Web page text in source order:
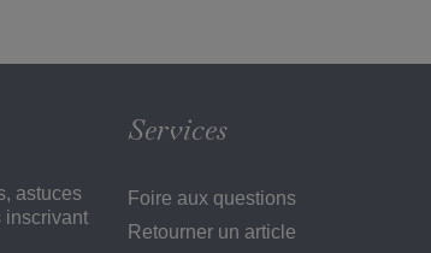
astuces
inscrivant
Services
Foire aux questions
Retourner un article